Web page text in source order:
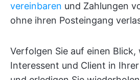
vereinbaren und Zahlungen
ohne ihren Posteingang
Verfolgen Sie auf einen Blick,
Interessent und Client in